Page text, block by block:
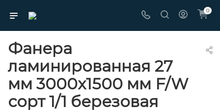
0
Фанера
ламинированная 27
мм 3000х1500 мм F/W
сорт 1/1 березовая